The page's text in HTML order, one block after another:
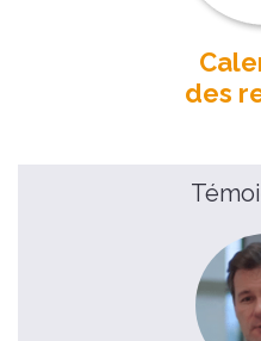
des